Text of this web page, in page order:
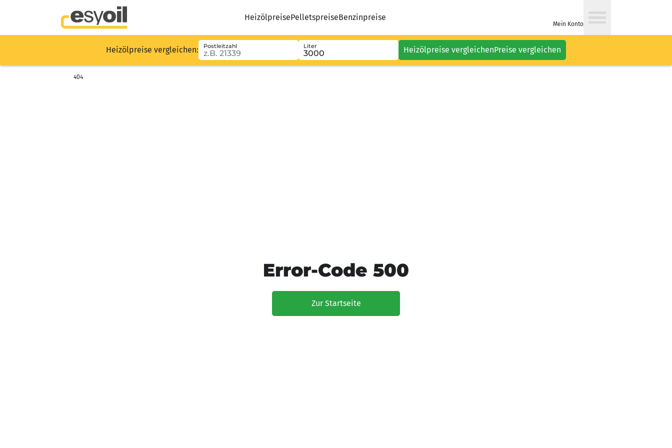
HeizölpreisePelletspreiseBenzinpreise
Mein Konto
Heizölpreise vergleichen: Postleitzahl Liter Heizölpreise vergleichenPreise vergleichen
404
Error-Code 500
Zur Startseite